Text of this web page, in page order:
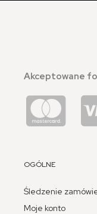
Akceptowane
OGÓLNE
Śledzenie
Moje konto